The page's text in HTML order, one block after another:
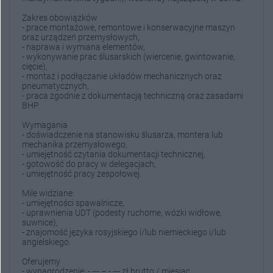
Zakres obowiązków
- prace montażowe, remontowe i konserwacyjne maszyn
oraz urządzeń przemysłowych,
- naprawa i wymiana elementów,
- wykonywanie prac ślusarskich (wiercenie, gwintowanie,
cięcie),
- montaż i podłączanie układów mechanicznych oraz
pneumatycznych,
- praca zgodnie z dokumentacją techniczną oraz zasadami
BHP.
Wymagania
- doświadczenie na stanowisku ślusarza, montera lub
mechanika przemysłowego,
- umiejętność czytania dokumentacji technicznej,
- gotowość do pracy w delegacjach,
- umiejętność pracy zespołowej.
Mile widziane:
- umiejętności spawalnicze,
- uprawnienia UDT (podesty ruchome, wózki widłowe,
suwnice),
- znajomość języka rosyjskiego i/lub niemieckiego i/lub
angielskiego.
Oferujemy
- wynagrodzenie: - --- – - --- zł brutto / miesiąc,